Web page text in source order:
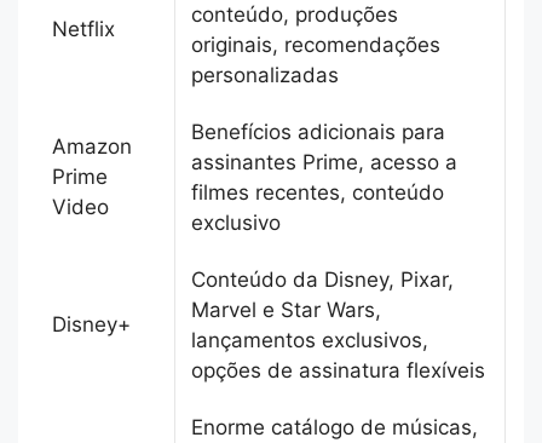
Netflix
conteúdo, produções
originais, recomendações
personalizadas
Amazon
Prime
Video
Benefícios adicionais para
assinantes Prime, acesso a
filmes recentes, conteúdo
exclusivo
Disney+
Conteúdo da Disney, Pixar,
Marvel e Star Wars,
lançamentos exclusivos,
opções de assinatura flexíveis
Enorme catálogo de músicas,